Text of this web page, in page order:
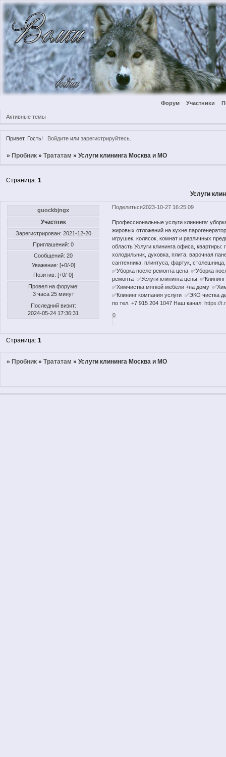
Форум Участники
Активные темы
Привет, Гость! Войдитеили зарегистрируйтесь.
» Пробник »Трататам »Услуги клининга Москва и МО
Услуги
Страница:1
Поделиться2023-10-27 16:25:09
guockbjngx
Участник
Зарегистрирован: 2021-12-20
Приглашений: 0
Сообщений: 20
Уважение: [+0/-0]
Позитив: [+0/-0]
Провел на форуме:
3 часа 25 минут
Последний визит:
2024-05-24 17:36:31
Профессиональные услуги клининга:
жировых отложений на кухне
игрушек, колясок, комнат и различных
область Услуги клининга офиса,
холодильник, духовка, плита, варочная
сантехника, плинтуса, фартук,
✅Уборка после ремонта цена ✅Уборка
ремонта ✅Услуги клининга цены
✅Химчистка мягкой мебели +на дому
✅Клининг компания услуги ✅ЭКО чистка
по тел. +7 915 204 1047 Наш канал:https://
0
Страница:1
» Пробник »Трататам »Услуги клининга Москва и МО